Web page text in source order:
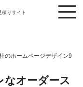
積りサイト
のホームページデザイン9
オーダース